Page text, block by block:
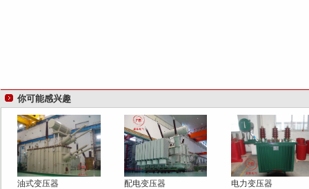
你可能感兴趣
油式变压器
配电变压器
电力变压器